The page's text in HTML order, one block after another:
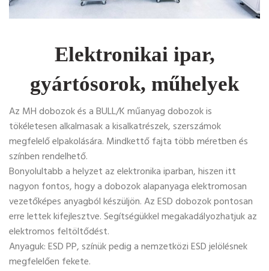
Elektronikai ipar,
gyártósorok, műhelyek
Az MH dobozok és a BULL/K műanyag dobozok is
tökéletesen alkalmasak a kisalkatrészek, szerszámok
megfelelő elpakolására. Mindkettő fajta több méretben és
színben rendelhető.
Bonyolultabb a helyzet az elektronika iparban, hiszen itt
nagyon fontos, hogy a dobozok alapanyaga elektromosan
vezetőképes anyagból készüljön. Az ESD dobozok pontosan
erre lettek kifejlesztve. Segítségükkel megakadályozhatjuk az
elektromos feltöltődést.
Anyaguk: ESD PP, színük pedig a nemzetközi ESD jelölésnek
megfelelően fekete.